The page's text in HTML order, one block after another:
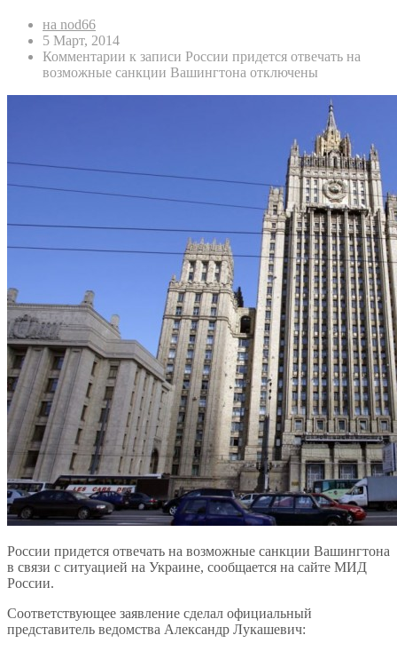
на nod66
5 Март, 2014
Комментарии к записи России придется отвечать на
возможные санкции Вашингтона отключены
России придется отвечать на возможные санкции Вашингтона
в связи с ситуацией на Украине, сообщается на сайте МИД
России.
Соответствующее заявление сделал официальный
представитель ведомства Александр Лукашевич: